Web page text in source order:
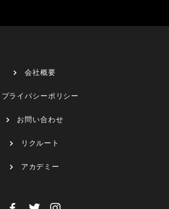
会社概要
プライバシーポリシー
お問い合わせ
リクルート
アカデミー